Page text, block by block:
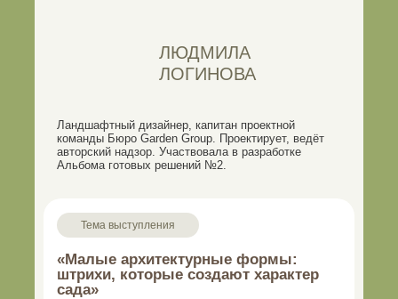
«Малые архитектурные формы:
штрихи, которые создают характер
сада»
Тема выступления
Ландшафтный дизайнер, капитан проектной
команды Бюро Garden Group. Проектирует, ведёт
авторский надзор. Участвовала в разработке
Альбома готовых решений №2.
ЛЮДМИЛА
ЛОГИНОВА